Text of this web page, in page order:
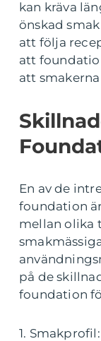
kan kräva
önskad
att följa
att
att
En av de
foundation
mellan olika
på de
foundation
1.